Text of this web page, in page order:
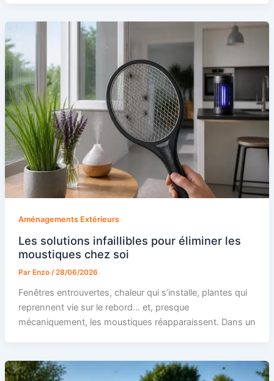
Aménagements Extérieurs
Les solutions infaillibles pour éliminer les
moustiques chez soi
Par Enzo /28/06/2026
Fenêtres entrouvertes, chaleur qui s’installe, plantes qui
reprennent vie sur le rebord… et, presque
mécaniquement, les moustiques réapparaissent. Dans un